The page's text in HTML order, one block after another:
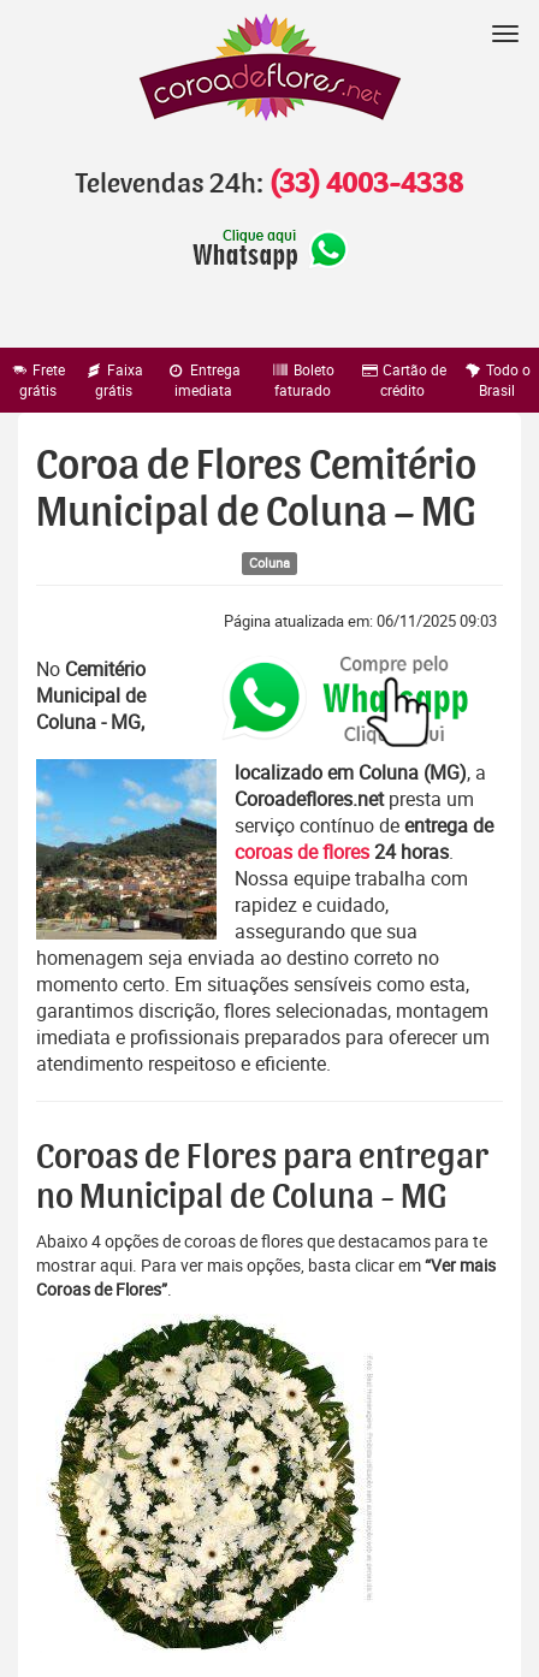
Televendas 24h: (33) 4003-4338
Frete
grátis
Faixa
grátis
Entrega
imediata
Boleto
faturado
Cartão de
crédito
Todo o
Brasil
Coroa de Flores Cemitério
Municipal de Coluna – MG
Coluna
Página atualizada em: 06/11/2025 09:03
No Cemitério
Municipal de
Coluna - MG,
localizado em Coluna (MG), a
Coroadeflores.netpresta um
serviço contínuo deentrega de
coroas de flores24 horas.
Nossa equipe trabalha com
rapidez e cuidado,
assegurando que sua
homenagem seja enviada ao destino correto no
momento certo. Em situações sensíveis como esta,
garantimos discrição, flores selecionadas, montagem
imediata e profissionais preparados para oferecer um
atendimento respeitoso e eficiente.
Coroas de Flores para entregar
no Municipal de Coluna - MG
Abaixo 4 opções de coroas de flores que destacamos para te
mostrar aqui. Para ver mais opções, basta clicar em“Ver mais
Coroas de Flores”.